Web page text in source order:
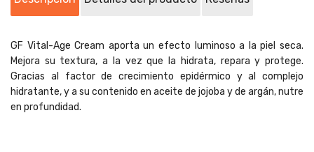
GF Vital-Age Cream aporta un efecto luminoso a la piel seca.
Mejora su textura, a la vez que la hidrata, repara y protege.
Gracias al factor de crecimiento epidérmico y al complejo
hidratante, y a su contenido en aceite de jojoba y de argán, nutre
en profundidad.